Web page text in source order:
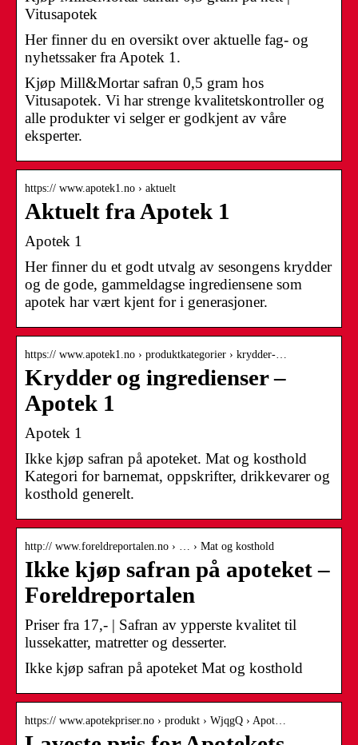
Vitusapotek
Her finner du en oversikt over aktuelle fag- og
nyhetssaker fra Apotek 1.
Kjøp Mill&Mortar safran 0,5 gram hos
Vitusapotek. Vi har strenge kvalitetskontroller og
alle produkter vi selger er godkjent av våre
eksperter.
https:// www.apotek1.no › aktuelt
Aktuelt fra Apotek 1
Apotek 1
Her finner du et godt utvalg av sesongens krydder
og de gode, gammeldagse ingrediensene som
apotek har vært kjent for i generasjoner.
https:// www.apotek1.no › produktkategorier › krydder-…
Krydder og ingredienser –
Apotek 1
Apotek 1
Ikke kjøp safran på apoteket. Mat og kosthold
Kategori for barnemat, oppskrifter, drikkevarer og
kosthold generelt.
http:// www.foreldreportalen.no › … › Mat og kosthold
Ikke kjøp safran på apoteket –
Foreldreportalen
Priser fra 17,- | Safran av ypperste kvalitet til
lussekatter, matretter og desserter.
Ikke kjøp safran på apoteket Mat og kosthold
https:// www.apotekpriser.no › produkt › WjqgQ › Apot…